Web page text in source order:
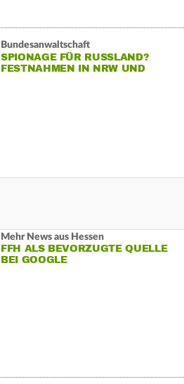
Bundesanwaltschaft
SPIONAGE FÜR RUSSLAND?
FESTNAHMEN IN NRW UND
Mehr News aus Hessen
FFH ALS BEVORZUGTE QUELLE
BEI GOOGLE